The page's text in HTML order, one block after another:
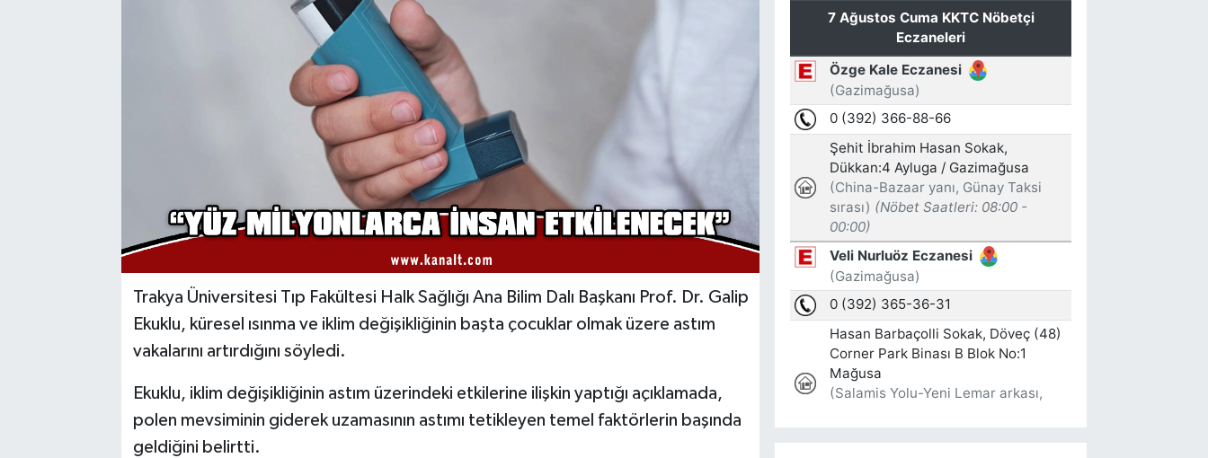
Trakya Üniversitesi Tıp Fakültesi Halk Sağlığı Ana Bilim Dalı Başkanı Prof. Dr. Galip
Ekuklu, küresel ısınma ve iklim değişikliğinin başta çocuklar olmak üzere astım
vakalarını artırdığını söyledi.
Ekuklu, iklim değişikliğinin astım üzerindeki etkilerine ilişkin yaptığı açıklamada,
polen mevsiminin giderek uzamasının astımı tetikleyen temel faktörlerin başında
geldiğini belirtti.